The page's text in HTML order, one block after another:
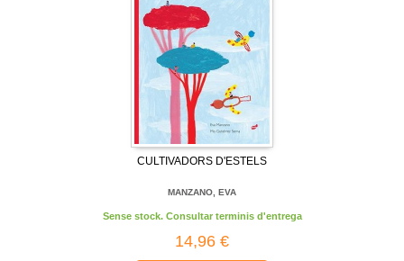
CULTIVADORS D'ESTELS
MANZANO, EVA
Sense stock. Consultar terminis d'entrega
14,96 €